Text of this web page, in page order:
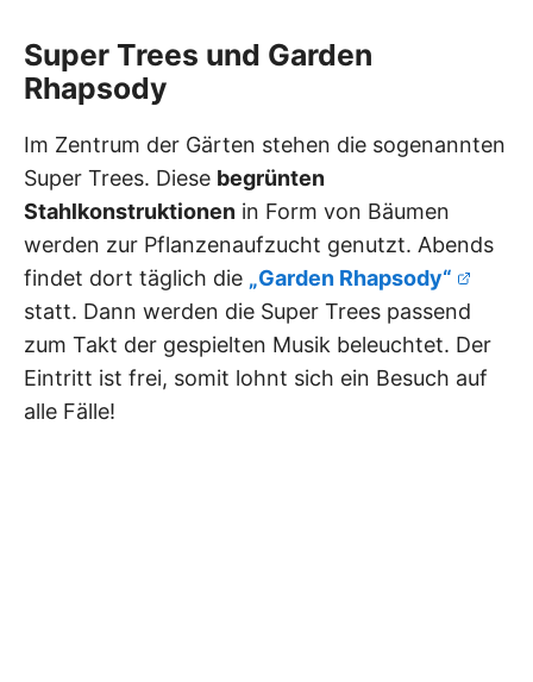
Super Trees und Garden
Rhapsody
Im Zentrum der Gärten stehen die sogenannten
Super Trees. Diese begrünten
Stahlkonstruktionen in Form von Bäumen
werden zur Pflanzenaufzucht genutzt. Abends
findet dort täglich die „Garden Rhapsody“
statt. Dann werden die Super Trees passend
zum Takt der gespielten Musik beleuchtet. Der
Eintritt ist frei, somit lohnt sich ein Besuch auf
alle Fälle!